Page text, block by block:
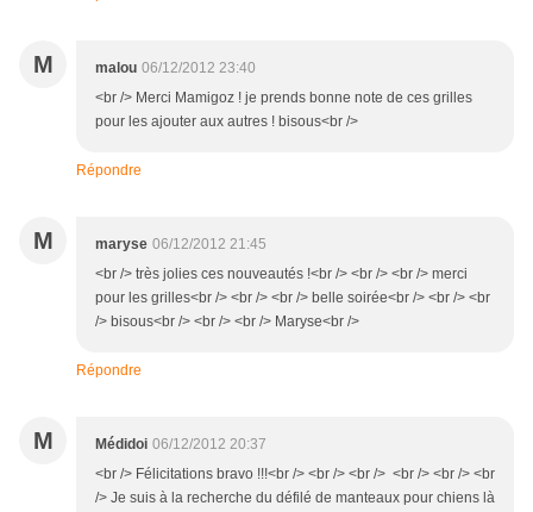
M malou 06/12/2012 23:40
<br /> Merci Mamigoz ! je prends bonne note de ces grilles
pour les ajouter aux autres ! bisous<br />
Répondre
M maryse 06/12/2012 21:45
<br /> très jolies ces nouveautés !<br /> <br /> <br /> merci
pour les grilles<br /> <br /> <br /> belle soirée<br /> <br /> <br
/> bisous<br /> <br /> <br /> Maryse<br />
Répondre
M Médidoi 06/12/2012 20:37
<br /> Félicitations bravo !!!<br /> <br /> <br /> <br /> <br /> <br
/> Je suis à la recherche du défilé de manteaux pour chiens là